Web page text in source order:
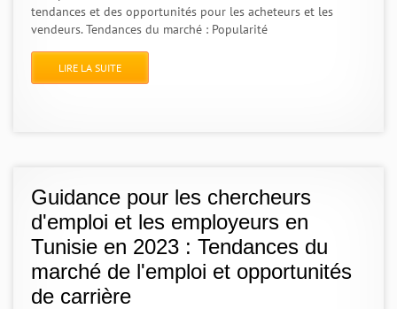
tendances et des opportunités pour les acheteurs et les
vendeurs. Tendances du marché : Popularité
LIRE LA SUITE
Guidance pour les chercheurs
d'emploi et les employeurs en
Tunisie en 2023 : Tendances du
marché de l'emploi et opportunités
de carrière